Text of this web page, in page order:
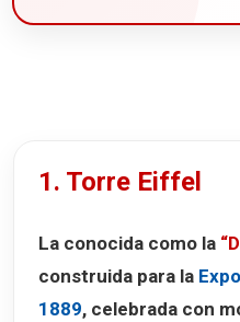
1. Torre Eiffel
La conocida como la
construida para la
1889, celebrada con